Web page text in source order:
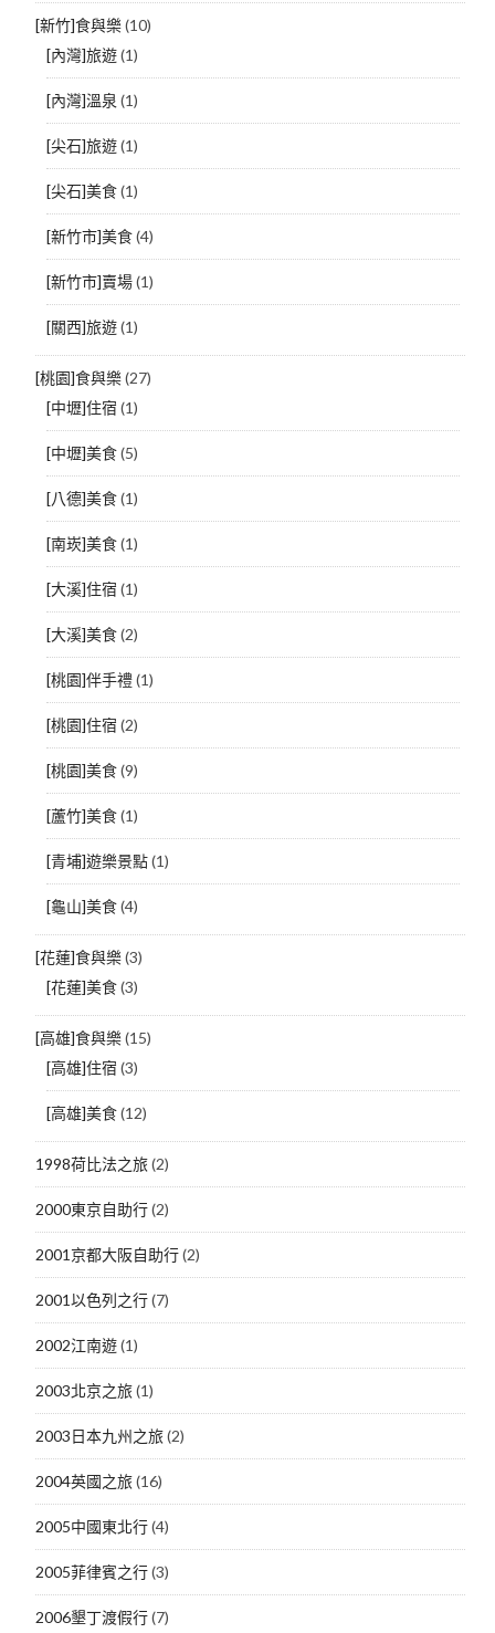
[新竹]食與樂(10)
[內灣]旅遊(1)
[內灣]溫泉 (1)
[尖石]旅遊(1)
[尖石]美食(1)
[新竹市]美食(4)
[新竹市]賣場(1)
[關西]旅遊(1)
[桃園]食與樂(27)
[中壢]住宿 (1)
[中壢]美食(5)
[八德]美食(1)
[南崁]美食(1)
[大溪]住宿 (1)
[大溪]美食(2)
[桃園]伴手禮(1)
[桃園]住宿 (2)
[桃園]美食(9)
[蘆竹]美食(1)
[青埔]遊樂景點(1)
[龜山]美食(4)
[花蓮]食與樂(3)
[花蓮]美食(3)
[高雄]食與樂(15)
[高雄]住宿 (3)
[高雄]美食(12)
1998荷比法之旅(2)
2000東京自助行(2)
2001京都大阪自助行(2)
2001以色列之行(7)
2002江南遊(1)
2003北京之旅(1)
2003日本九州之旅(2)
2004英國之旅(16)
2005中國東北行(4)
2005菲律賓之行(3)
2006墾丁渡假行(7)